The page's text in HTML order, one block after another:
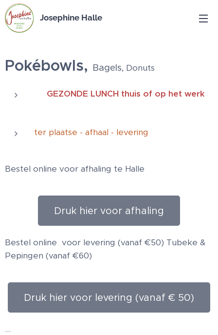
Josephine Halle
Pokébowls, Bagels, Donuts
❤️ GEZONDE LUNCH thuis of op het werk
ter plaatse - afhaal - levering
Bestel online voor afhaling te Halle
Druk hier voor afhaling
Bestel online voor levering (vanaf €50) Tubeke &
Pepingen (vanaf €60)
Druk hier voor levering (vanaf € 50)
...